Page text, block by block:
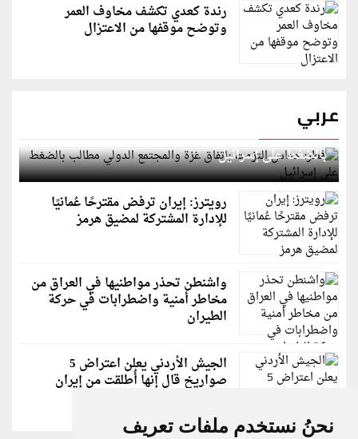
نحنُ نستخدم ملفات تعريف
رندة كعدي تكشف مخاوف العمر
وتوضح موقفها من الاعتزال
عربي
قطر: حماس التزمت باتفاق غزة والمجتمع الدولي مطالب
بالضغط على إسرائيل
رويترز: إيران ترفض مقترحًا عُمانيًا
للإدارة المشتركة لمضيق هرمز
واشنطن تحذر مواطنيها في العراق من
مخاطر أمنية واضطرابات في حركة
الطيران
الجيش الأردني يعلن اعتراض 5
صواريخ قال إنها أُطلقت من إيران